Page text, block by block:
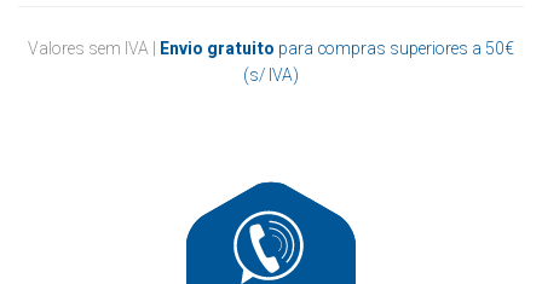
Valores sem IVA | Envio gratuito para compras superiores a 50€
(s/ IVA)